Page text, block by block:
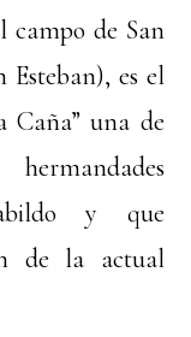
campo de San
Esteban), es el
Caña” una de
y que
de la actual